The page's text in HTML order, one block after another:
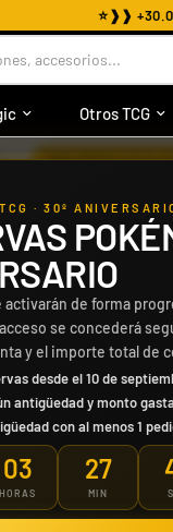
⭐❱❱
Otros TCG
accesorios...
· 30º
activarán de forma
se concederá
y el importe total de
desde el 10 de
antigüedad y monto
con al menos 1
03 27
MIN
› ONE PIECE CAJA